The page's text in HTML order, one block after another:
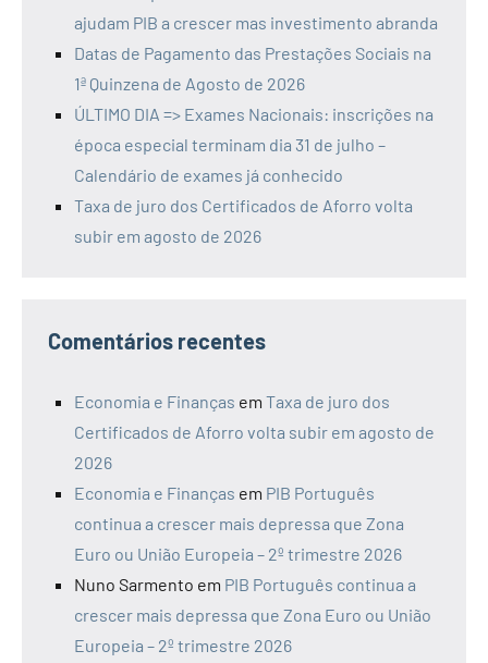
ajudam PIB a crescer mas investimento abranda
Datas de Pagamento das Prestações Sociais na
1ª Quinzena de Agosto de 2026
ÚLTIMO DIA => Exames Nacionais: inscrições na
época especial terminam dia 31 de julho –
Calendário de exames já conhecido
Taxa de juro dos Certificados de Aforro volta
subir em agosto de 2026
Comentários recentes
Economia e Finanças em Taxa de juro dos
Certificados de Aforro volta subir em agosto de
2026
Economia e Finanças em PIB Português
continua a crescer mais depressa que Zona
Euro ou União Europeia – 2º trimestre 2026
Nuno Sarmento em PIB Português continua a
crescer mais depressa que Zona Euro ou União
Europeia – 2º trimestre 2026